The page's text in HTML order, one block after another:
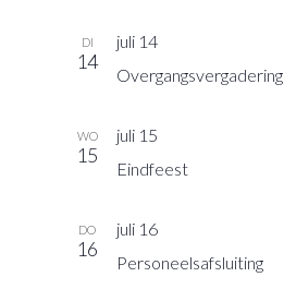
DI
14
juli 14
Overgangsvergadering
WO
15
juli 15
Eindfeest
DO
16
juli 16
Personeelsafsluiting